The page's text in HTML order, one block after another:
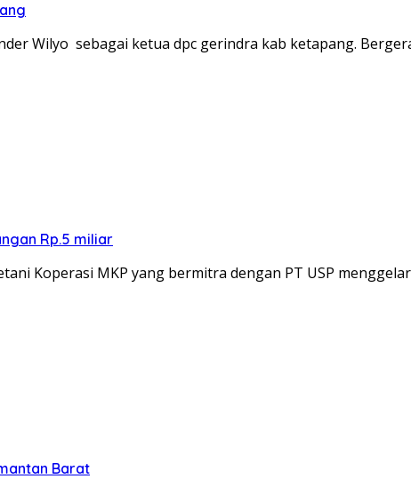
Wilyo sebagai ketua dpc gerindra kab ketapang.
Rp.5 miliar
Koperasi MKP yang bermitra dengan PT USP
Barat